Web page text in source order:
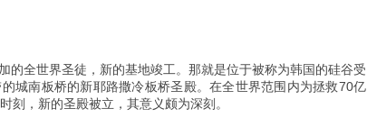
的全世界圣徒，新的基地竣工。那就是位于被称为韩国的硅谷受
城南板桥的新耶路撒冷板桥圣殿。在全世界范围内为拯救70亿
刻，新的圣殿被立，其意义颇为深刻。